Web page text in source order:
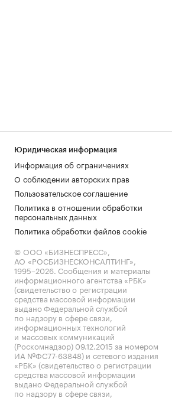
Юридическая информация
Информация об ограничениях
О соблюдении авторских прав
Пользовательское соглашение
Политика в отношении обработки
персональных данных
Политика обработки файлов cookie
© ООО «БИЗНЕСПРЕСС»,
АО «РОСБИЗНЕСКОНСАЛТИНГ»,
1995–2026. Сообщения и материалы
информационного агентства «РБК»
(свидетельство о регистрации
средства массовой информации
выдано Федеральной службой
по надзору в сфере связи,
информационных технологий
и массовых коммуникаций
(Роскомнадзор) 09.12.2015 за номером
ИА №ФС77-63848) и сетевого издания
«РБК» (свидетельство о регистрации
средства массовой информации
выдано Федеральной службой
по надзору в сфере связи,